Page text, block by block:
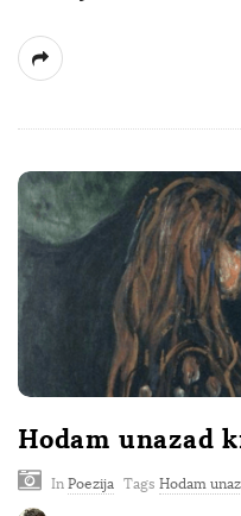
Hodam unazad
In Poezija Tags Hodam